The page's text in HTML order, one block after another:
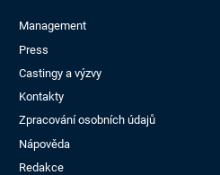
Management
Press
Castingy a výzvy
Kontakty
Zpracování osobních údajů
Nápověda
Redakce